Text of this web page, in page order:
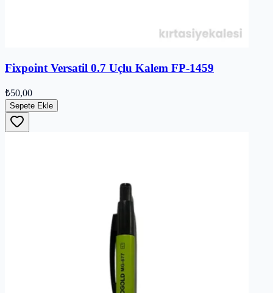
Fixpoint Versatil 0.7 Uçlu Kalem FP-1459
₺50,00
Sepete Ekle